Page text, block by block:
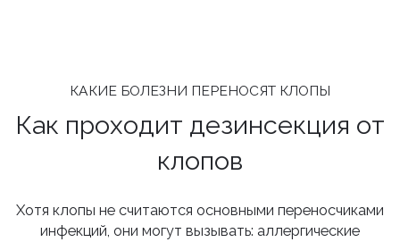
КАКИЕ БОЛЕЗНИ ПЕРЕНОСЯТ КЛОПЫ
Как проходит дезинсекция от
клопов
Хотя клопы не считаются основными переносчиками
инфекций, они могут вызывать: аллергические